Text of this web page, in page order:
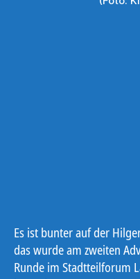
Es ist bunter auf der
das wurde am zweiten
Runde im Stadtteilforum